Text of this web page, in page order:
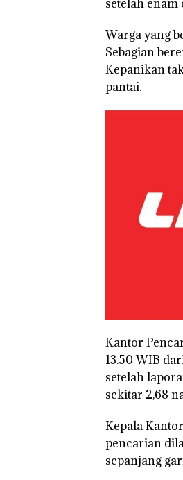
setelah
Warga yang
Sebagian
Kepanikan
pantai.
Kantor
13.50 WIB
setelah
sekitar 2,68
Kepala
pencarian
sepanjang